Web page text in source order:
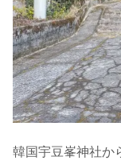
韓国宇豆峯神社